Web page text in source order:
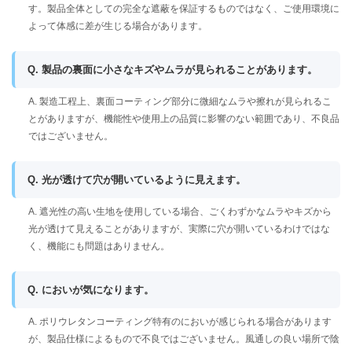
す。製品全体としての完全な遮蔽を保証するものではなく、ご使用環境に
よって体感に差が生じる場合があります。
Q. 製品の裏面に小さなキズやムラが見られることがあります。
A. 製造工程上、裏面コーティング部分に微細なムラや擦れが見られるこ
とがありますが、機能性や使用上の品質に影響のない範囲であり、不良品
ではございません。
Q. 光が透けて穴が開いているように見えます。
A. 遮光性の高い生地を使用している場合、ごくわずかなムラやキズから
光が透けて見えることがありますが、実際に穴が開いているわけではな
く、機能にも問題はありません。
Q. においが気になります。
A. ポリウレタンコーティング特有のにおいが感じられる場合があります
が、製品仕様によるもので不良ではございません。風通しの良い場所で陰